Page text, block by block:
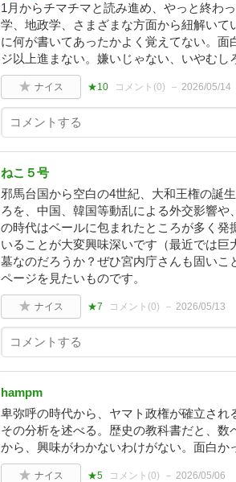
1月からチマチマと読み進め、やっと終わ
学、地政学、さまざまな方面から紐解い
に何が書いてあったかよく覚えてない。
ジ以上進まない。嫌いじゃない、いやむし
ナイス ★10 コメント(0) 2026/05/14
ねこ５号
邪馬台国から空白の4世紀、大和王権の誕
ろを、中国、韓国等動乱による外交影響
の時代はベールに包まれたところが多く
いることが大変興味深いです（最近では
墓なのだろうか？ぜひ宮内庁さんも固い
ページを見たいものです。
ナイス ★7 コメント(0) 2026/05/13
hampm
卑弥呼の時代から、ヤマト政権が確立さ
その分析を述べる。歴史の教科書だと、
から、興味がわかないわけがない。面白か
ナイス ★5 コメント(0) 2026/05/06